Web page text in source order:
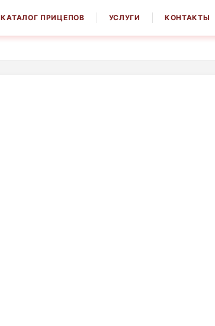
КАТАЛОГ ПРИЦЕПОВ УСЛУГИ КОНТАКТЫ